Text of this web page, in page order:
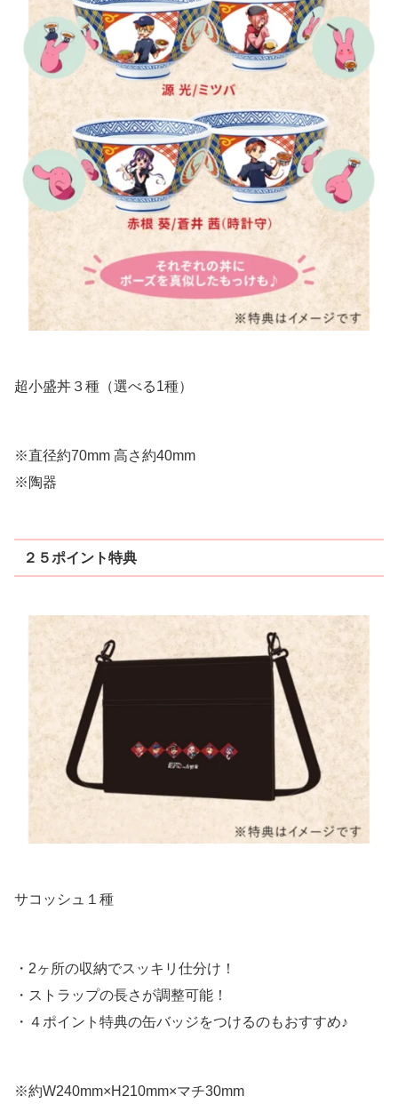
超小盛丼３種（選べる1種）
※直径約70mm 高さ約40mm
※陶器
２５ポイント特典
サコッシュ１種
・2ヶ所の収納でスッキリ仕分け！
・ストラップの長さが調整可能！
・４ポイント特典の缶バッジをつけるのもおすすめ♪
※約W240mm×H210mm×マチ30mm